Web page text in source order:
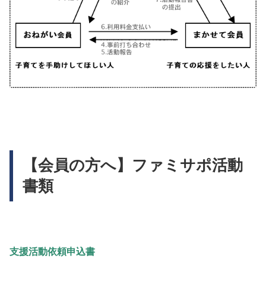
【会員の方へ】ファミサポ活動
書類
支援活動依頼申込書